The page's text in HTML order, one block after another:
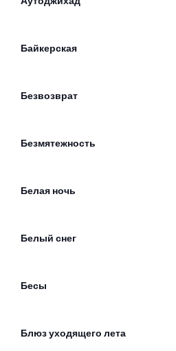
Байкерская
Безвозврат
Безмятежность
Белая ночь
Белый снег
Бесы
Блюз уходящего лета